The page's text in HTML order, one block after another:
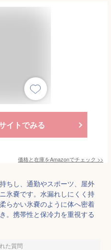
イトでみる
価格と在庫をAmazonでチェック >>
ちし、通勤やスポーツ、屋外
氷嚢です。水漏れしにくく持
らかい氷嚢のように体へ密着
。携帯性と保冷力を重視する
た質問